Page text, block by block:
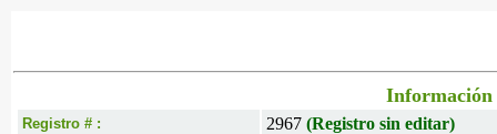
Información
Registro # : 2967 (Registro sin editar)